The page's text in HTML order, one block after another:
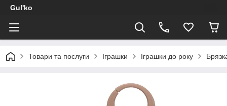
Gul'ko
Товари та послуги Іграшки Іграшки до року